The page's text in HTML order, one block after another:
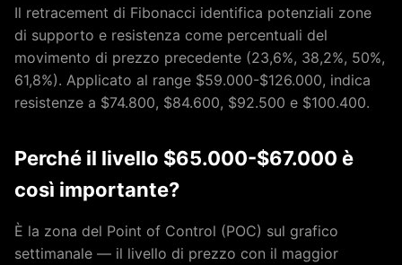
Il retracement di Fibonacci identifica potenziali zone
di supporto e resistenza come percentuali del
movimento di prezzo precedente (23,6%, 38,2%, 50%,
61,8%). Applicato al range $59.000-$126.000, indica
resistenze a $74.800, $84.600, $92.500 e $100.400.
Perché il livello $65.000-$67.000 è
così importante?
È la zona del Point of Control (POC) sul grafico
settimanale — il livello di prezzo con il maggior